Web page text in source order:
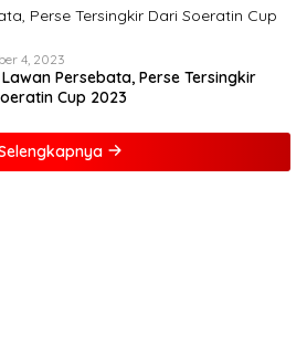
4, 2023
Persebata, Perse Tersingkir
Cup 2023